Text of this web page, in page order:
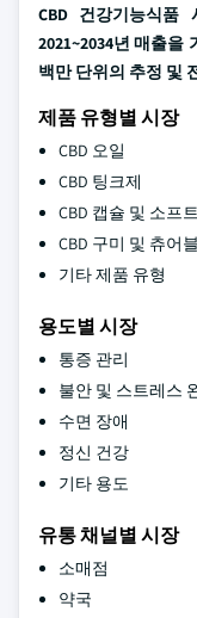
CBD 건강기능식
2021~2034년 매출을
백만 단위의 추정 및
제품 유형별 시장
CBD 오일
CBD 팅크제
CBD 캡슐 및 소프
CBD 구미 및 츄어
기타 제품 유형
용도별 시장
통증 관리
불안 및 스트레스
수면 장애
정신 건강
기타 용도
유통 채널별 시장
소매점
약국